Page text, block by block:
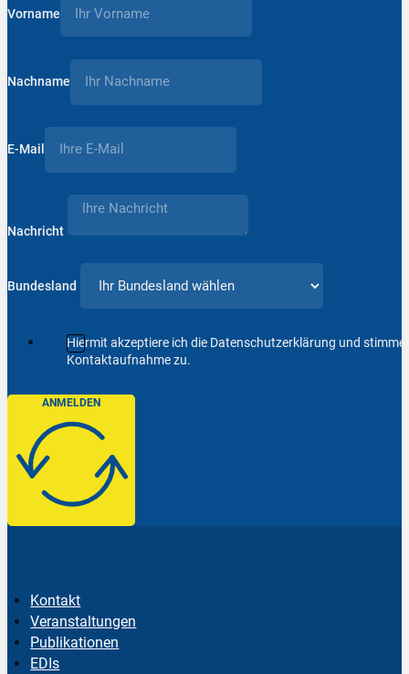
Vorname
Nachname
E-Mail
Nachricht
Bundesland
Hiermit akzeptiere ich die Datenschutzerklärung und
Kontaktaufnahme zu.
ANMELDEN
Kontakt
Veranstaltungen
Publikationen
EDIs